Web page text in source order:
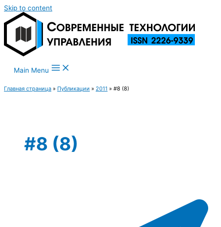
Skip to content
Main Menu
Главная страница » Публикации » 2011 » #8 (8)
#8 (8)